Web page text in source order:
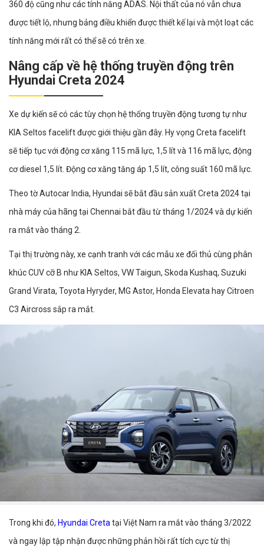
360 độ cũng như các tính năng ADAS. Nội thất của nó vẫn chưa
được tiết lộ, nhưng bảng điều khiển được thiết kế lại và một loạt các
tính năng mới rất có thể sẽ có trên xe.
Nâng cấp về hệ thống truyền động trên
Hyundai Creta 2024
Xe dự kiến sẽ có các tùy chọn hệ thống truyền động tương tự như
KIA Seltos facelift được giới thiệu gần đây. Hy vọng Creta facelift
sẽ tiếp tục với động cơ xăng 115 mã lực, 1,5 lít và 116 mã lực, động
cơ diesel 1,5 lít. Động cơ xăng tăng áp 1,5 lít, công suất 160 mã lực.
Theo tờ Autocar India, Hyundai sẽ bắt đầu sản xuất Creta 2024 tại
nhà máy của hãng tại Chennai bắt đầu từ tháng 1/2024 và dự kiến
ra mắt vào tháng 2.
Tại thị trường này, xe cạnh tranh với các mẫu xe đối thủ cùng phân
khúc CUV cỡ B như KIA Seltos, VW Taigun, Skoda Kushaq, Suzuki
Grand Virata, Toyota Hyryder, MG Astor, Honda Elevata hay Citroen
C3 Aircross sắp ra mắt.
Trong khi đó, Hyundai Creta tại Việt Nam ra mắt vào tháng 3/2022
và ngay lập tập nhận được những phản hồi rất tích cực từ thị